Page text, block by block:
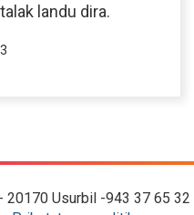
landu dira.
20170 Usurbil -943 37 65 32